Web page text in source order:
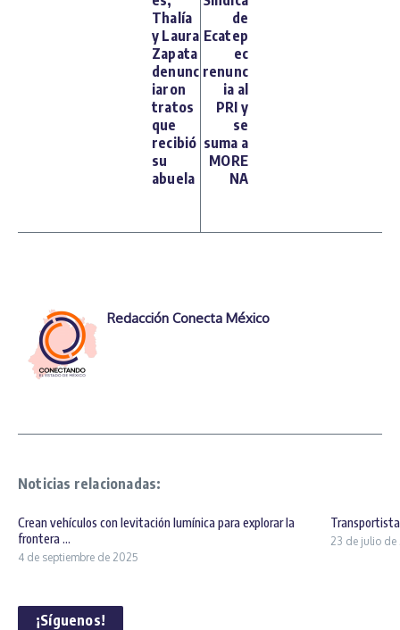
Thalía
y Laura
Zapata
denunc
iaron
tratos
que
recibió
su
abuela
de
Ecatep
ec
renunc
ia al
PRI y
se
suma a
MORE
NA
Redacción Conecta México
Noticias relacionadas:
Crean vehículos con levitación lumínica para explorar la
frontera ...
4 de septiembre de 2025
23 de julio de
¡Síguenos!